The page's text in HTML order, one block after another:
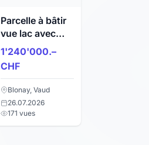
Parcelle à bâtir
vue lac avec
permis en force
d'une villa
individuelle
1'240'000.–
CHF
Blonay, Vaud
26.07.2026
171 vues